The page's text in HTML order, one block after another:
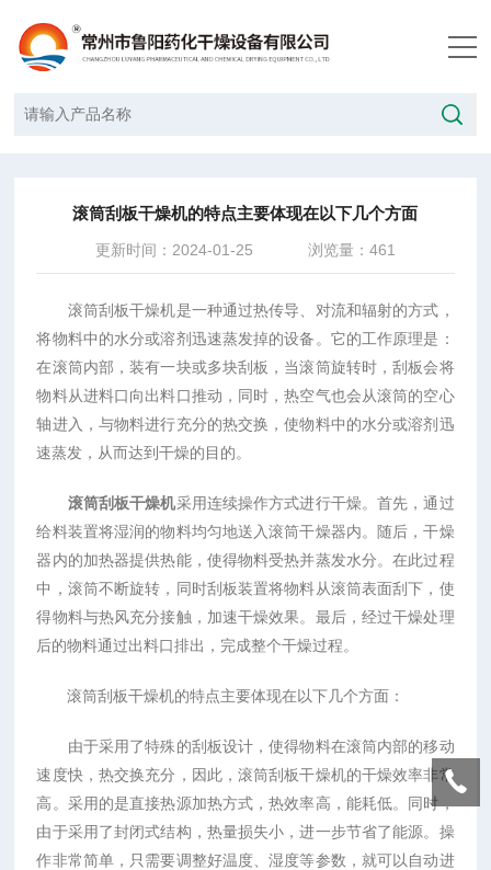
滚筒刮板干燥机的特点主要体现在以下几个方面
更新时间：2024-01-25 浏览量：461
滚筒刮板干燥机是一种通过热传导、对流和辐射的方式，
将物料中的水分或溶剂迅速蒸发掉的设备。它的工作原理是：
在滚筒内部，装有一块或多块刮板，当滚筒旋转时，刮板会将
物料从进料口向出料口推动，同时，热空气也会从滚筒的空心
轴进入，与物料进行充分的热交换，使物料中的水分或溶剂迅
速蒸发，从而达到干燥的目的。
滚筒刮板干燥机采用连续操作方式进行干燥。首先，通过
给料装置将湿润的物料均匀地送入滚筒干燥器内。随后，干燥
器内的加热器提供热能，使得物料受热并蒸发水分。在此过程
中，滚筒不断旋转，同时刮板装置将物料从滚筒表面刮下，使
得物料与热风充分接触，加速干燥效果。最后，经过干燥处理
后的物料通过出料口排出，完成整个干燥过程。
滚筒刮板干燥机的特点主要体现在以下几个方面：
由于采用了特殊的刮板设计，使得物料在滚筒内部的移动
速度快，热交换充分，因此，滚筒刮板干燥机的干燥效率非常
高。采用的是直接热源加热方式，热效率高，能耗低。同时，
由于采用了封闭式结构，热量损失小，进一步节省了能源。操
作非常简单，只需要调整好温度、湿度等参数，就可以自动进